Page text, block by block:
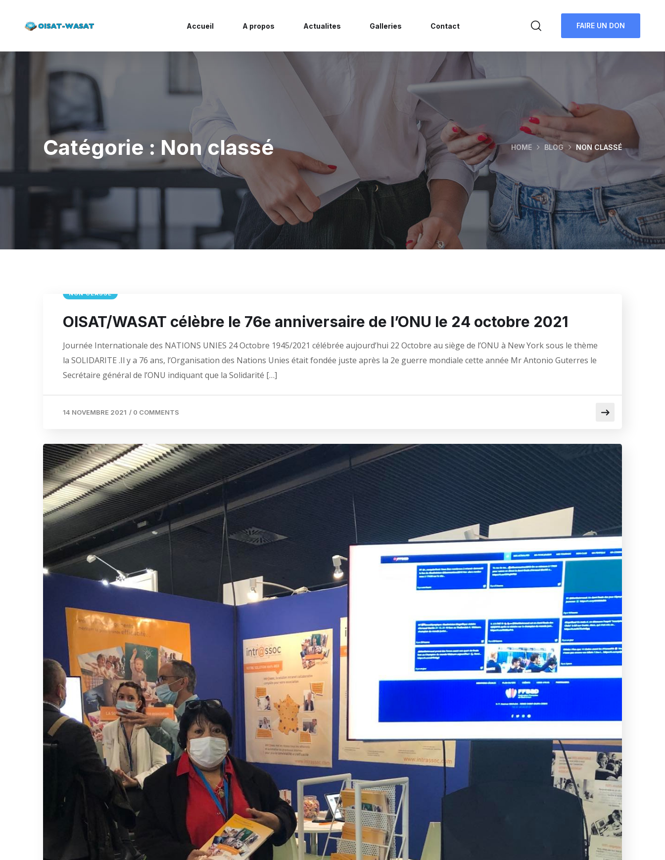
Accueil A propos Actualites Galleries Contact FAIRE UN DON
Catégorie : Non classé HOME BLOG NON CLASSÉ
NON CLASSÉ
OISAT/WASAT célèbre le 76e anniversaire de l’ONU le 24 octobre 2021
Journée Internationale des NATIONS UNIES 24 Octobre 1945/2021 célébrée aujourd’hui 22 Octobre au siège de l’ONU à New York sous le thème
la SOLIDARITE .Il y a 76 ans, l’Organisation des Nations Unies était fondée juste après la 2e guerre mondiale cette année Mr Antonio Guterres le
Secrétaire général de l’ONU indiquant que la Solidarité […]
14 NOVEMBRE 2021 / 0 COMMENTS